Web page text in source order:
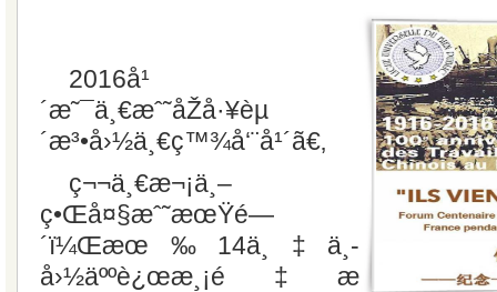
2016å¹
´æ˜¯ä¸€æˆ˜åŽå·¥èµ
´æ³•å›½ä¸€ç™¾å‘¨å¹´ã€‚
ç¬¬ä¸€æ¬¡ä¸–
ç•Œå¤§æˆ˜æœŸé—
´ï¼Œæœ‰14ä¸‡ä¸­
å›½äººè¿œæ¸¡é‡æ